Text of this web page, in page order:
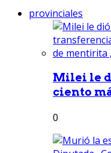
provinciales
Milei le
ciento
0